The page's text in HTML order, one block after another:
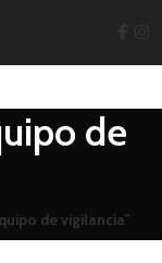
de
de vigilancia”